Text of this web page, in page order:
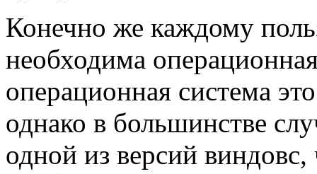
Конечно же каждому
необходима
операционная система
однако в большинстве
одной из версий